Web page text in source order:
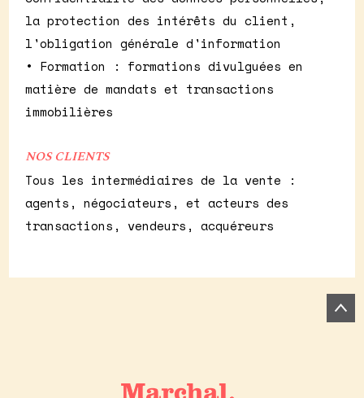
la protection des intérêts du client,
l'obligation générale d'information
• Formation : formations divulguées en
matière de mandats et transactions
immobilières
NOS CLIENTS
Tous les intermédiaires de la vente :
agents, négociateurs, et acteurs des
transactions, vendeurs, acquéreurs